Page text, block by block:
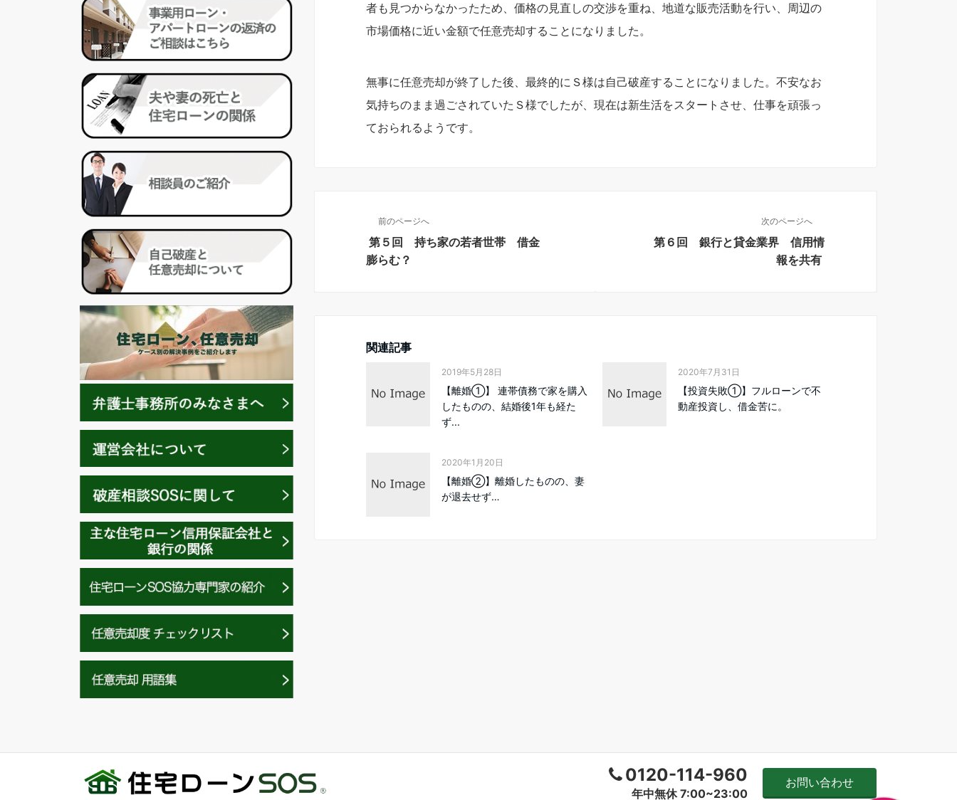
者も見つからなかったため、価格の見直しの交渉を重ね、地道な販売活動を行い、周辺の
市場価格に近い金額で任意売却することになりました。
無事に任意売却が終了した後、最終的にＳ様は自己破産することになりました。不安なお
気持ちのまま過ごされていたＳ様でしたが、現在は新生活をスタートさせ、仕事を頑張っ
ておられるようです。
前のページへ
第５回 持ち家の若者世帯 借金
膨らむ？
次のページへ
第６回 銀行と貸金業界 信用情
報を共有
関連記事
2019年5月28日
【離婚①】 連帯債務で家を購入
したものの、結婚後1年も経た
ず...
2020年7月31日
【投資失敗①】フルローンで不
動産投資し、借金苦に。
2020年1月20日
【離婚②】離婚したものの、妻
が退去せず…
0120-114-960
年中無休 7:00~23:00
お問い合わせ